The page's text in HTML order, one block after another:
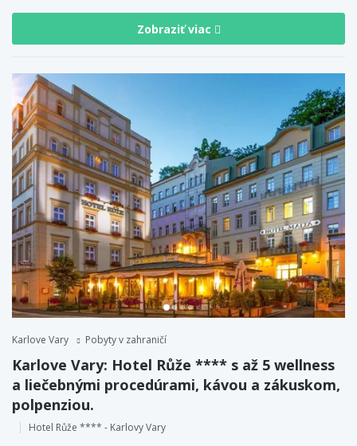
Zobraziť viac
Karlove Vary Pobyty v zahraničí
Karlove Vary: Hotel Růže **** s až 5 wellness
a liečebnými procedúrami, kávou a zákuskom,
polpenziou.
Hotel Růže **** - Karlovy Vary